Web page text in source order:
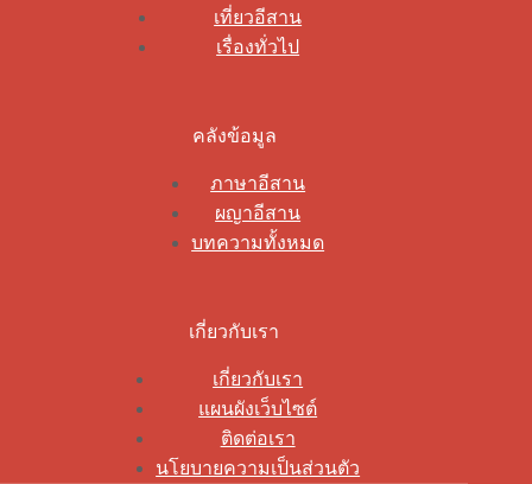
เที่ยวอีสาน
เรื่องทั่วไป
คลังข้อมูล
ภาษาอีสาน
ผญาอีสาน
บทความทั้งหมด
เกี่ยวกับเรา
เกี่ยวกับเรา
แผนผังเว็บไซต์
ติดต่อเรา
นโยบายความเป็นส่วนตัว